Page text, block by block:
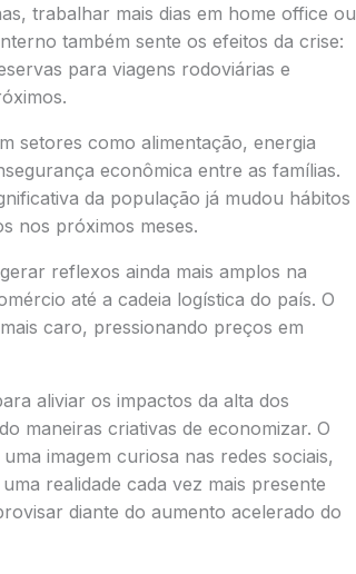
trabalhar mais dias em home office ou
também sente os efeitos da crise:
para viagens rodoviárias e
setores como alimentação, energia
econômica entre as famílias.
da população já mudou hábitos
nos próximos meses.
reflexos ainda mais amplos na
até a cadeia logística do país. O
caro, pressionando preços em
aliviar os impactos da alta dos
maneiras criativas de economizar. O
imagem curiosa nas redes sociais,
realidade cada vez mais presente
diante do aumento acelerado do